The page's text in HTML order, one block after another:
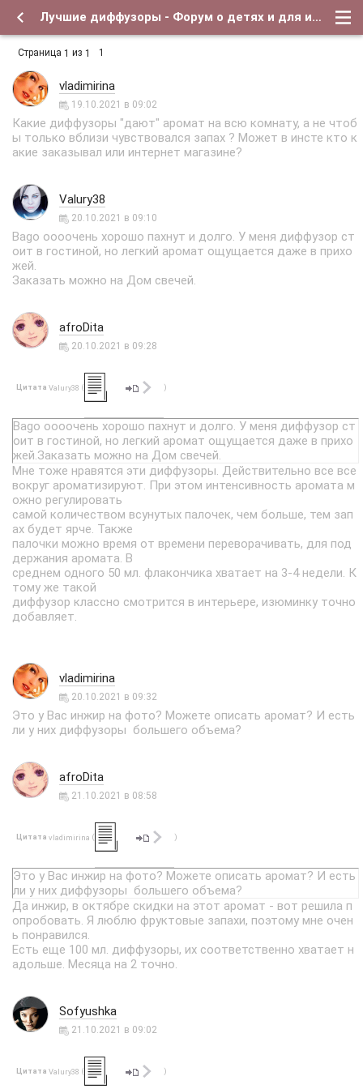
Лучшие диффузоры - Форум о детях и для их родителей
Страница 1 из 1 1
vladimirina
19.10.2021 в 09:02
Какие диффузоры "дают" аромат на всю комнату, а не чтоб
ы только вблизи чувствовался запах ? Может в инсте кто к
акие заказывал или интернет магазине?
Valury38
20.10.2021 в 09:10
Bago оооочень хорошо пахнут и долго. У меня диффузор ст
оит в гостиной, но легкий аромат ощущается даже в прихо
жей.
Заказать можно на Дом свечей.
afroDita
20.10.2021 в 09:28
Цитата Valury38 ( )
Bago оооочень хорошо пахнут и долго. У меня диффузор ст
оит в гостиной, но легкий аромат ощущается даже в прихо
жей.Заказать можно на Дом свечей.
Мне тоже нравятся эти диффузоры. Действительно все все
вокруг ароматизируют. При этом интенсивность аромата м
ожно регулировать
самой количеством всунутых палочек, чем больше, тем зап
ах будет ярче. Также
палочки можно время от времени переворачивать, для под
держания аромата. В
среднем одного 50 мл. флакончика хватает на 3-4 недели. К
тому же такой
диффузор классно смотрится в интерьере, изюминку точно
добавляет.
vladimirina
20.10.2021 в 09:32
Это у Вас инжир на фото? Можете описать аромат? И есть
ли у них диффузоры большего объема?
afroDita
21.10.2021 в 08:58
Цитата vladimirina ( )
Это у Вас инжир на фото? Можете описать аромат? И есть
ли у них диффузоры большего объема?
Да инжир, в октябре скидки на этот аромат - вот решила п
опробовать. Я люблю фруктовые запахи, поэтому мне очен
ь понравился.
Есть еще 100 мл. диффузоры, их соответственно хватает н
адольше. Месяца на 2 точно.
Sofyushka
21.10.2021 в 09:02
Цитата Valury38 ( )